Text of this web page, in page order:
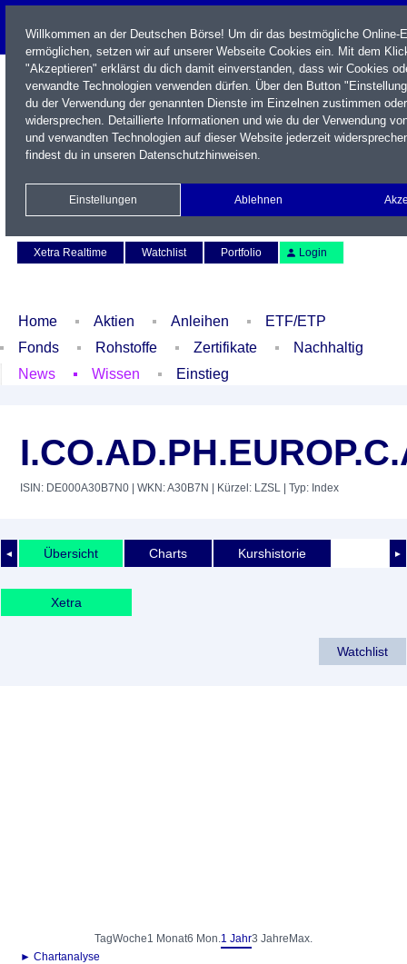
Xetra Realtime
Watchlist Portfolio Login
Home Aktien Anleihen
ETF/ETP
Fonds
Rohstoffe Zertifikate
Nachhaltig
News
Wissen Einstieg
ISIN: DE000A30B7N0 | WKN: A30B7N | Kürzel: LZSL | Typ: Index
◄ ►
Übersicht Charts Kurshistorie
Xetra
Watchlist
TagWoche1 Monat6 Mon.1 Jahr3 Jahre Max.
► Chartanalyse
Willkommen an der Deutschen Börse! Um dir das bestmögliche Online-
ermöglichen, setzen wir auf unserer Webseite Cookies ein. Mit dem
"Akzeptieren" erklärst du dich damit einverstanden, dass wir Cookies
verwandte Technologien verwenden dürfen. Über den Button
du der Verwendung der genannten Dienste im Einzelnen zustimmen oder
widersprechen. Detaillierte Informationen und wie du der Verwendung
und verwandten Technologien auf dieser Website jederzeit
findest du in unseren Datenschutzhinweisen.
Einstellungen Ablehnen